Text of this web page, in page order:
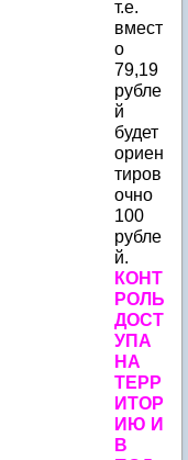
т.е.
вмест
о
79,19
рубле
й
будет
ориен
тиров
очно
100
рубле
й.
КОНТ
РОЛЬ
ДОСТ
УПА
НА
ТЕРР
ИТОР
ИЮ И
В